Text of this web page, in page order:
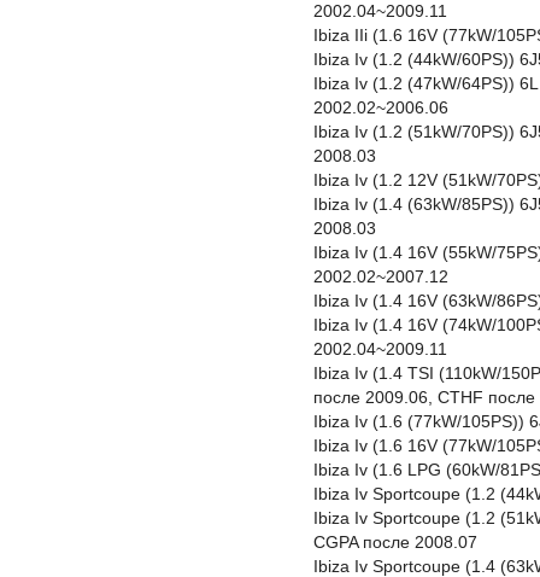
2002.04~2009.11
Ibiza IIi (1.6 16V (77kW/
Ibiza Iv (1.2 (44kW/60PS))
Ibiza Iv (1.2 (47kW/64PS))
2002.02~2006.06
Ibiza Iv (1.2 (51kW/70PS))
2008.03
Ibiza Iv (1.2 12V (51kW/
Ibiza Iv (1.4 (63kW/85PS))
2008.03
Ibiza Iv (1.4 16V (55kW/
2002.02~2007.12
Ibiza Iv (1.4 16V (63kW/
Ibiza Iv (1.4 16V (74kW/
2002.04~2009.11
Ibiza Iv (1.4 TSI (110kW/
после 2009.06, CTHF
Ibiza Iv (1.6 (77kW/105PS))
Ibiza Iv (1.6 16V (77kW/
Ibiza Iv (1.6 LPG (60kW/
Ibiza Iv Sportcoupe (1.2
Ibiza Iv Sportcoupe (1.2
CGPA после 2008.07
Ibiza Iv Sportcoupe (1.4